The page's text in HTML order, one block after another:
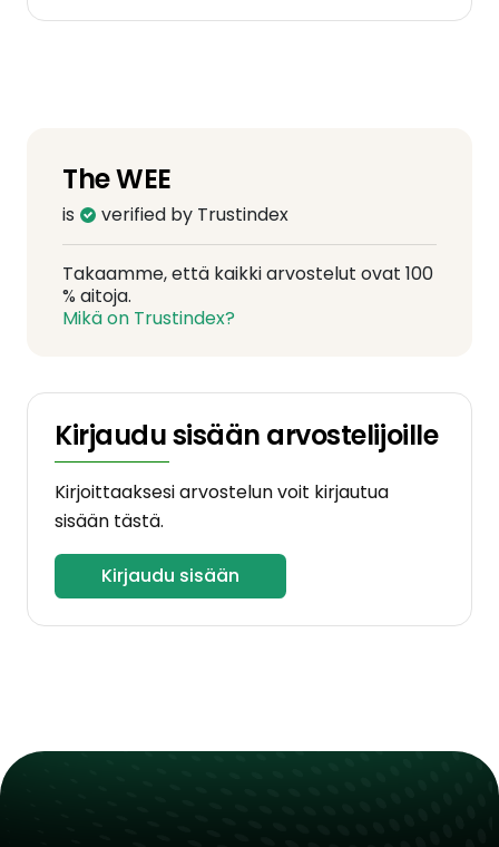
The WEE
is verified by Trustindex
Takaamme, että kaikki arvostelut ovat 100
% aitoja.
Mikä on Trustindex?
Kirjaudu sisään arvostelijoille
Kirjoittaaksesi arvostelun voit kirjautua
sisään tästä.
Kirjaudu sisään